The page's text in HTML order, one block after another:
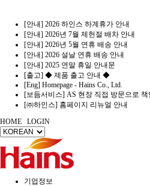
[안내] 2026 하인스 하계휴가 안내
[안내] 2026년 7월 제헌절 배차 안내
[안내] 2026년 5월 연휴 배송 안내
[안내] 2026 설날 연휴 배송 안내
[안내] 2025 연말 휴일 안내문
[출고] ◆ 제품 출고 안내 ◆
[Eng] Homepage - Hains Co., Ltd.
[보듬서비스] AS 현장 직접 방문으로
[㈜하인스] 홈페이지 리뉴얼 안내
HOME
LOGIN
기업정보